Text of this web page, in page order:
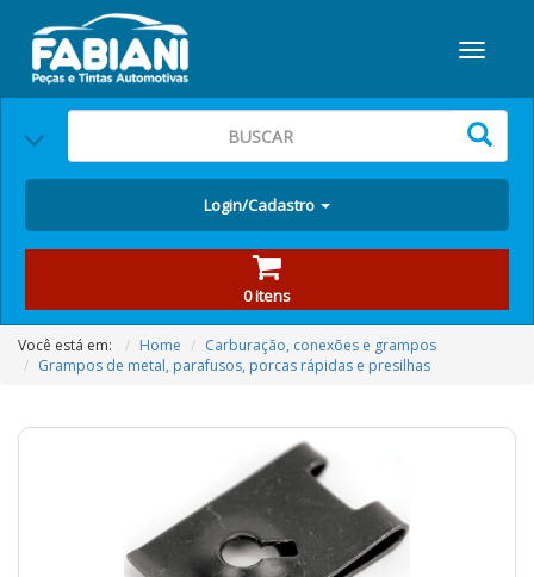
Login/Cadastro
0 itens
Você está em: Home
Carburação, conexões e grampos
Grampos de metal, parafusos, porcas rápidas e presilhas